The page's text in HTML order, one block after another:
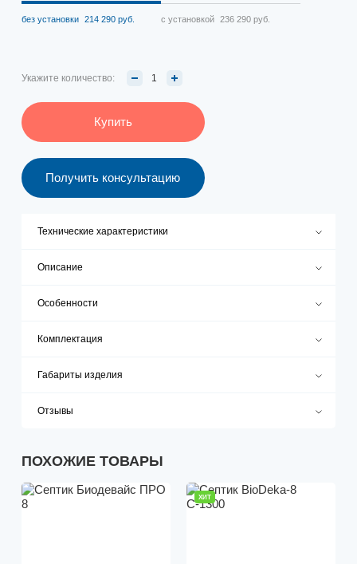
без установки 214 290 руб. с установкой 236 290 руб.
Укажите количество:
Купить
Получить консультацию
Технические характеристики
Описание
Особенности
Комплектация
Габариты изделия
Отзывы
ПОХОЖИЕ ТОВАРЫ
ХИТ